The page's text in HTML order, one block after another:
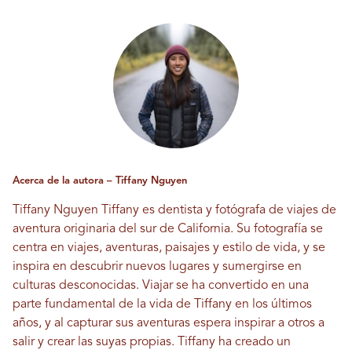
Acerca de la autora – Tiffany Nguyen
Tiffany Nguyen Tiffany es dentista y fotógrafa de viajes de
aventura originaria del sur de California. Su fotografía se
centra en viajes, aventuras, paisajes y estilo de vida, y se
inspira en descubrir nuevos lugares y sumergirse en
culturas desconocidas. Viajar se ha convertido en una
parte fundamental de la vida de Tiffany en los últimos
años, y al capturar sus aventuras espera inspirar a otros a
salir y crear las suyas propias. Tiffany ha creado un